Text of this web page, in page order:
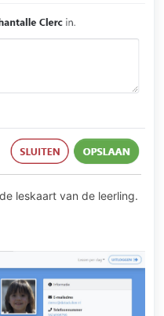
leskaart van de leerling.